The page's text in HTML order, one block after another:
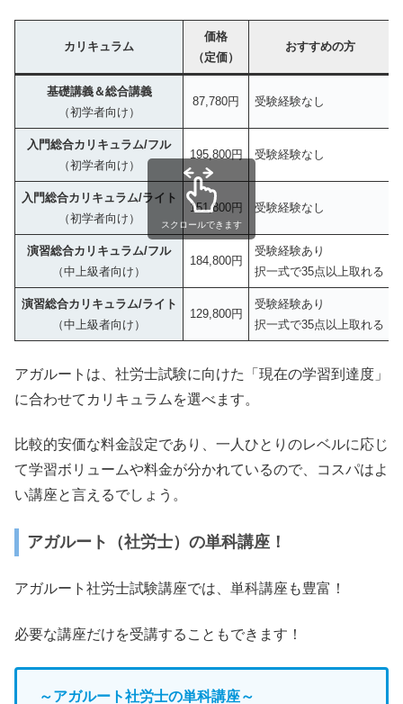
カリキュラム
価格
（定価）
おすすめの方
基礎講義＆総合講義
（初学者向け）
87,780円 受験経験なし
入門総合カリキュラム/フル
（初学者向け）
195,800円 受験経験なし
入門総合カリキュラム/ライト
（初学者向け）
151,800円 受験経験なし
演習総合カリキュラム/フル
（中上級者向け）
184,800円
受験経験あり
択一式で35点以上取れる
演習総合カリキュラム/ライト
（中上級者向け）
129,800円
受験経験あり
択一式で35点以上取れる
スクロールできます
アガルートは、社労士試験に向けた「現在の学習到達度」
に合わせてカリキュラムを選べます。
比較的安価な料金設定であり、一人ひとりのレベルに応じ
て学習ボリュームや料金が分かれているので、コスパはよ
い講座と言えるでしょう。
アガルート（社労士）の単科講座！
アガルート社労士試験講座では、単科講座も豊富！
必要な講座だけを受講することもできます！
～アガルート社労士の単科講座～